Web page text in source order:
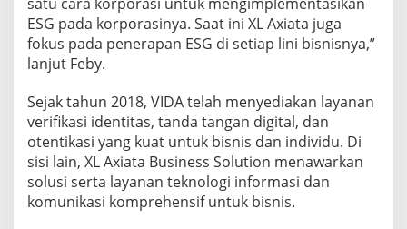
ESG pada korporasinya. Saat ini XL Axiata juga
fokus pada penerapan ESG di setiap lini bisnisnya,”
lanjut Feby.
Sejak tahun 2018, VIDA telah menyediakan layanan
verifikasi identitas, tanda tangan digital, dan
otentikasi yang kuat untuk bisnis dan individu. Di
sisi lain, XL Axiata Business Solution menawarkan
solusi serta layanan teknologi informasi dan
komunikasi komprehensif untuk bisnis.